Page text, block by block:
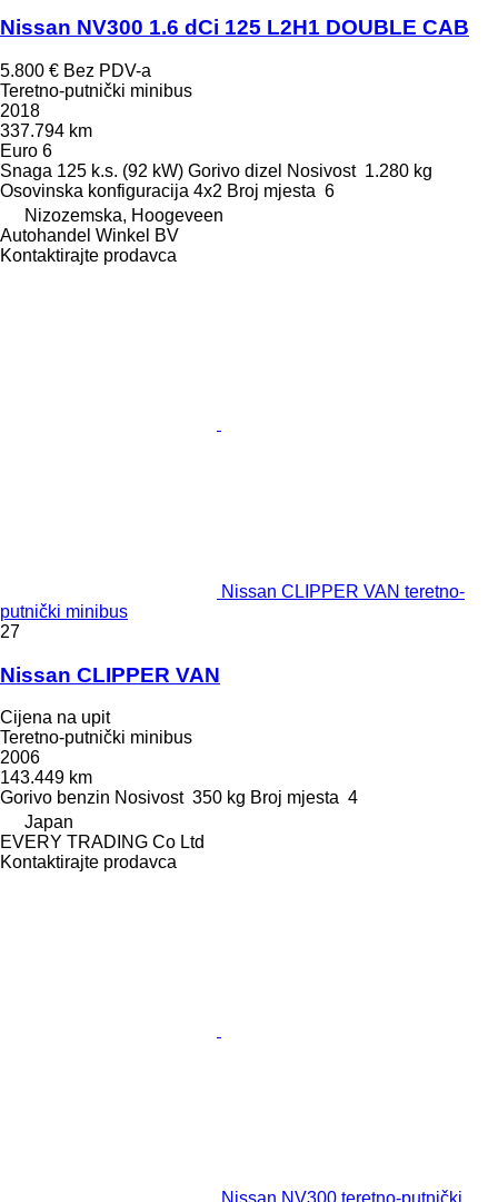
Nissan NV300 1.6 dCi 125 L2H1 DOUBLE CAB
5.800 € Bez PDV-a
Teretno-putnički minibus
2018
337.794 km
Euro 6
Snaga 125 k.s. (92 kW) Gorivo dizel Nosivost 1.280 kg
Osovinska konfiguracija 4x2 Broj mjesta 6
Nizozemska, Hoogeveen
Autohandel Winkel BV
Kontaktirajte prodavca
Nissan CLIPPER VAN teretno-
putnički minibus
27
Nissan CLIPPER VAN
Cijena na upit
Teretno-putnički minibus
2006
143.449 km
Gorivo benzin Nosivost 350 kg Broj mjesta 4
Japan
EVERY TRADING Co Ltd
Kontaktirajte prodavca